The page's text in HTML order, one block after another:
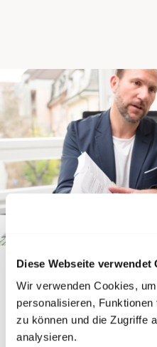
Diese Webseite verwendet
Wir verwenden Cookies,
personalisieren,
zu können und die Zugriffe
analysieren.
Ratgeber
Hast du ein Problem